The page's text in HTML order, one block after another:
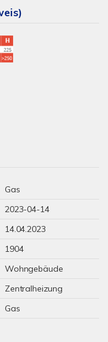
Gas
2023-04-14
14.04.2023
1904
Wohngebäude
Zentralheizung
Gas